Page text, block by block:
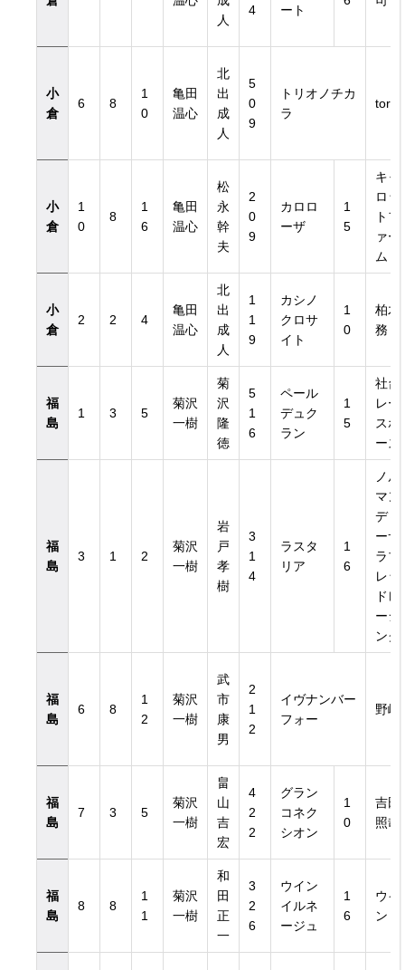
人
4
ート
小
倉
6 8
1
0
亀田
温心
北
出
成
人
5
0
9
トリオノチカ
ラ
torio
小
倉
1
0
8
1
6
亀田
温心
松
永
幹
夫
2
0
9
カロロ
ーザ
1
5
キャ
ロッ
トフ
ァー
ム
小
倉
2 2 4
亀田
温心
北
出
成
人
1
1
9
カシノ
クロサ
イト
1
0
柏木
務
福
島
1 3 5
菊沢
一樹
菊
沢
隆
徳
5
1
6
ペール
デュク
ラン
1
5
社台
レー
スホ
ース
福
島
3 1 2
菊沢
一樹
岩
戸
孝
樹
3
1
4
ラスタ
リア
1
6
ノル
マン
ディ
ーサ
ラブ
レッ
ドレ
ーシ
ング
福
島
6 8
1
2
菊沢
一樹
武
市
康
男
2
1
2
イヴナンバー
フォー
野嶋
福
島
7 3 5
菊沢
一樹
畠
山
吉
宏
4
2
2
グラン
コネク
シオン
1
0
吉田
照哉
福
島
8 8
1
1
菊沢
一樹
和
田
正
一
3
2
6
ウイン
イルネ
ージュ
1
6
ウイ
ン